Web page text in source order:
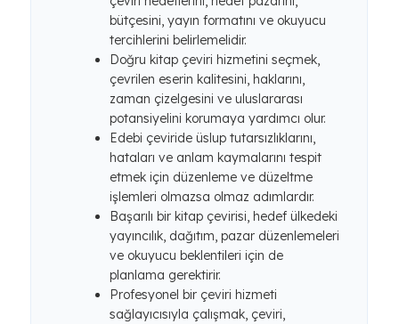
bütçesini, yayın formatını ve okuyucu
tercihlerini belirlemelidir.
Doğru kitap çeviri hizmetini seçmek,
çevrilen eserin kalitesini, haklarını,
zaman çizelgesini ve uluslararası
potansiyelini korumaya yardımcı olur.
Edebi çeviride üslup tutarsızlıklarını,
hataları ve anlam kaymalarını tespit
etmek için düzenleme ve düzeltme
işlemleri olmazsa olmaz adımlardır.
Başarılı bir kitap çevirisi, hedef ülkedeki
yayıncılık, dağıtım, pazar düzenlemeleri
ve okuyucu beklentileri için de
planlama gerektirir.
Profesyonel bir çeviri hizmeti
sağlayıcısıyla çalışmak, çeviri,